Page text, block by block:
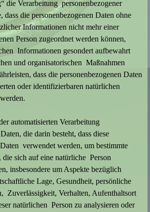
die Verarbeitung personenbezogener
dass die personenbezogenen Daten ohne
Informationen nicht mehr einer
Person zugeordnet werden können,
Informationen gesondert aufbewahrt
und organisatorischen Maßnahmen
dass die personenbezogenen Daten
oder identifizierbaren natürlichen
automatisierten Verarbeitung
die darin besteht, dass diese
verwendet werden, um bestimmte
die sich auf eine natürliche Person
insbesondere um Aspekte bezüglich
Lage, Gesundheit, persönliche
Zuverlässigkeit, Verhalten, Aufenthaltsort
natürlichen Person zu analysieren oder